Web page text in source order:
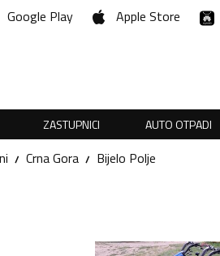
Google Play Apple Store
ZASTUPNICI AUTO OTPADI
Crna Gora Bijelo Polje